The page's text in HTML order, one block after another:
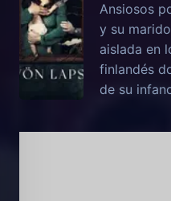
Ansiosos
y su
aislada en
finlandés
de su